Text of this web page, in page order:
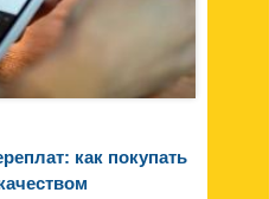
как покупать